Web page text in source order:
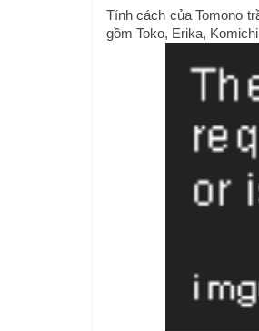
Tính cách của Tomono
gồm Toko, Erika,